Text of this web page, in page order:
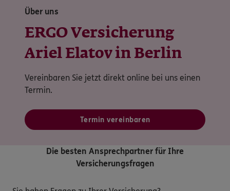
Über uns
ERGO Versicherung
Ariel Elatov in Berlin
Vereinbaren Sie jetzt direkt online bei uns einen
Termin.
Termin vereinbaren
Die besten Ansprechpartner für Ihre
Versicherungsfragen